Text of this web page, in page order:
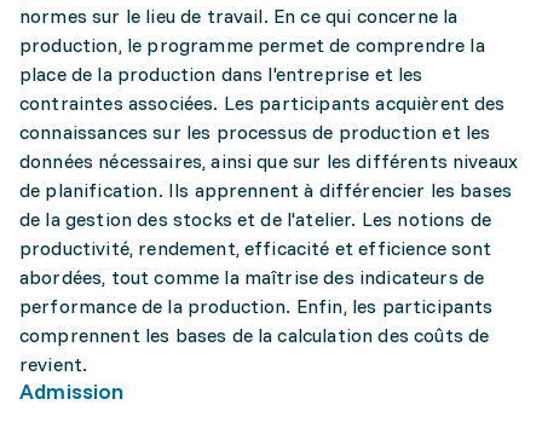
normes sur le lieu de travail. En ce qui concerne la
production, le programme permet de comprendre la
place de la production dans l'entreprise et les
contraintes associées. Les participants acquièrent des
connaissances sur les processus de production et les
données nécessaires, ainsi que sur les différents niveaux
de planification. Ils apprennent à différencier les bases
de la gestion des stocks et de l'atelier. Les notions de
productivité, rendement, efficacité et efficience sont
abordées, tout comme la maîtrise des indicateurs de
performance de la production. Enfin, les participants
comprennent les bases de la calculation des coûts de
revient.
Admission